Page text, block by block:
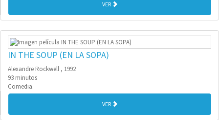
VER
IN THE SOUP (EN LA SOPA)
Alexandre Rockwell , 1992
93 minutos
Comedia.
VER